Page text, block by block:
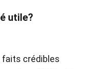
utile?
faits crédibles